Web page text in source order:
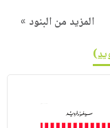
المزيد من البنود »
)